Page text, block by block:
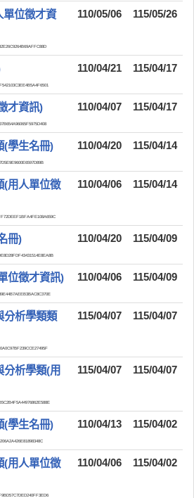
單位徵才資
110/05/06 115/05/26
110/04/21 115/04/17
才資訊) 110/04/07 115/04/17
(學生名冊) 110/04/20 115/04/14
(用人單位徵
110/04/06 115/04/14
冊) 110/04/20 115/04/09
位徵才資訊) 110/04/06 115/04/09
分析學類類
115/04/07 115/04/07
分析學類(用
115/04/07 115/04/07
(學生名冊) 110/04/13 115/04/02
(用人單位徵
110/04/06 115/04/02